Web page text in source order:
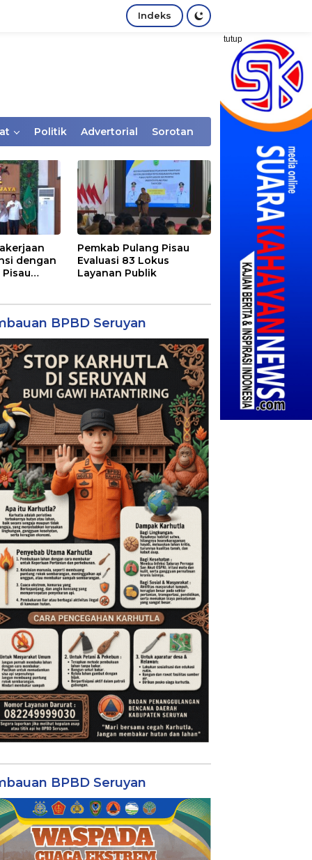
Indeks
tutup
Politik Advertorial Sorotan
dengan
Pemkab Pulang Pisau
Evaluasi 83 Lokus
Layanan Publik
BPBD Seruyan
BPBD Seruyan